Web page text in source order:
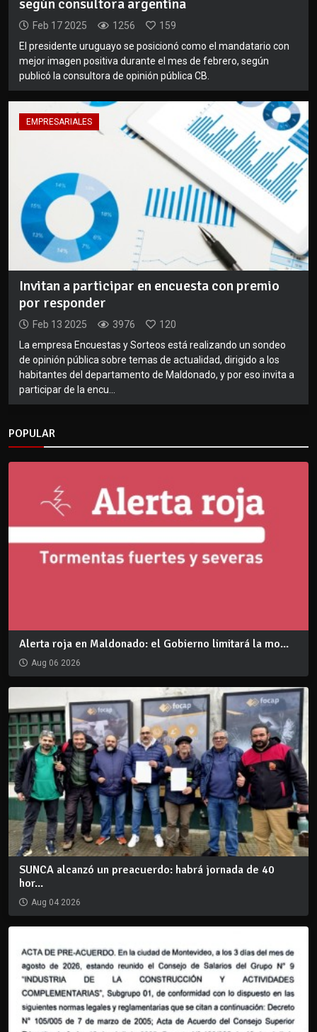
según consultora argentina
Feb 17 2025 1256
159
El presidente uruguayo se posicionó como el mandatario con
mejor imagen positiva durante el mes de febrero, según
publicó la consultora de opinión pública CB.
EMPRESARIALES
Invitan a participar en encuesta con premio
por responder
Feb 13 2025 3976
120
La empresa Encuestas y Sorteos está realizando un sondeo
de opinión pública sobre temas de actualidad, dirigido a los
habitantes del departamento de Maldonado, y por eso invita a
participar de la encu...
POPULAR
Alerta roja en Maldonado: el Gobierno limitará la mo...
Aug 06 2026
SUNCA alcanzó un preacuerdo: habrá jornada de 40
hor...
Aug 04 2026